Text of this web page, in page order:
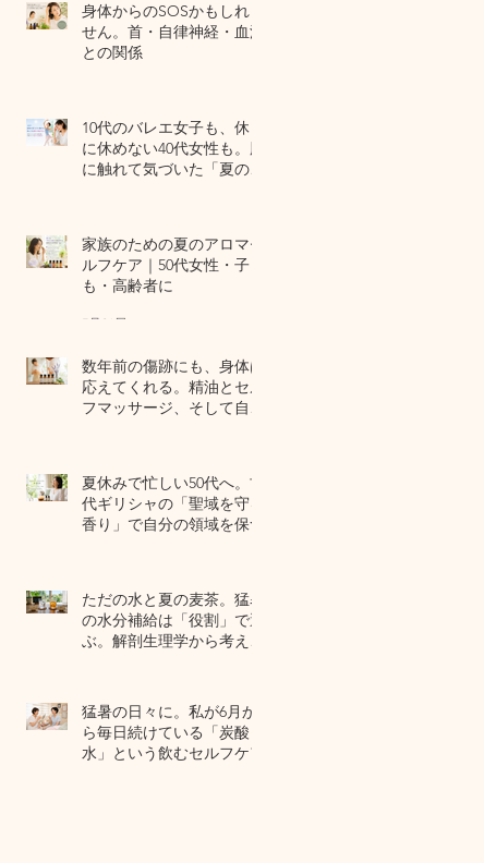
身体からのSOSかもしれま
せん。首・自律神経・血流
との関係
10代のバレエ女子も、休日
に休めない40代女性も。肌
に触れて気づいた「夏の全
家族のための夏のアロマセ
ルフケア｜50代女性・子ど
も・高齢者に
7月24日
数年前の傷跡にも、身体は
応えてくれる。精油とセル
フマッサージ、そして自己
夏休みで忙しい50代へ。古
代ギリシャの「聖域を守る
香り」で自分の領域を保つ
ただの水と夏の麦茶。猛暑
の水分補給は「役割」で選
ぶ。解剖生理学から考える
猛暑の日々に。私が6月か
ら毎日続けている「炭酸
水」という飲むセルフケア